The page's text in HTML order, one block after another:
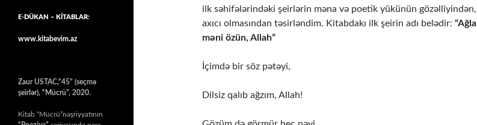
ilk səhifələrindəki şeirlərin məna və poetik yükünün gözəlliyindən,
axıcı olmasından təsirləndim. Kitabdakı ilk şeirin adı belədir: “Ağla
məni özün, Allah”
İçimdə bir söz pətəyi,
Dilsiz qalıb ağzım, Allah!
E-DÜKAN – KİTABLAR:
www.kitabevim.az
Zaur USTAC,“45” (seçmə
şeirlər), “Mücrü”, 2020.
Kitab “Mücrü”nəşriyyatının